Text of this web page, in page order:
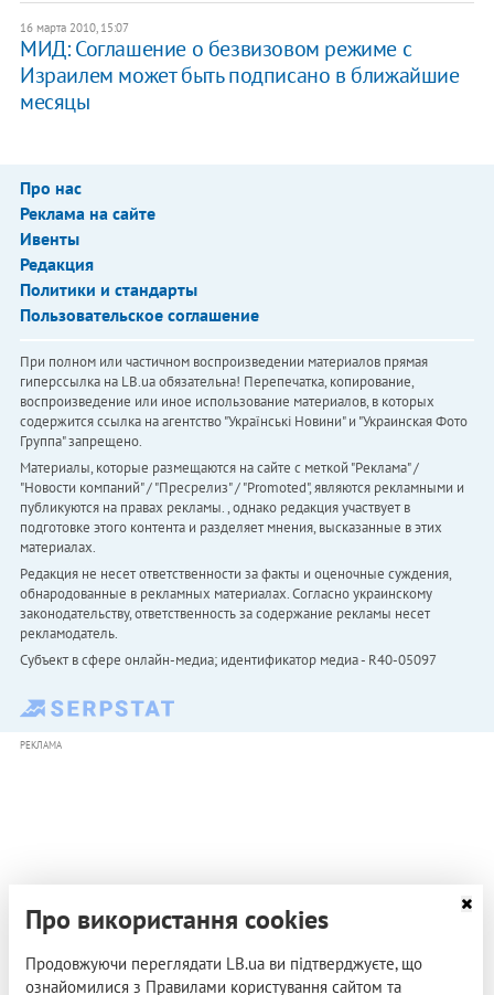
16 марта 2010, 15:07
МИД: Соглашение о безвизовом режиме с
Израилем может быть подписано в ближайшие
месяцы
Про нас
Реклама на сайте
Ивенты
Редакция
Политики и стандарты
Пользовательское соглашение
При полном или частичном воспроизведении материалов прямая
гиперссылка на LB.ua обязательна! Перепечатка, копирование,
воспроизведение или иное использование материалов, в которых
содержится ссылка на агентство "Українськi Новини" и "Украинская Фото
Группа" запрещено.
Материалы, которые размещаются на сайте с меткой "Реклама" /
"Новости компаний" / "Пресрелиз" / "Promoted", являются рекламными и
публикуются на правах рекламы. , однако редакция участвует в
подготовке этого контента и разделяет мнения, высказанные в этих
материалах.
Редакция не несет ответственности за факты и оценочные суждения,
обнародованные в рекламных материалах. Согласно украинскому
законодательству, ответственность за содержание рекламы несет
рекламодатель.
Субъект в сфере онлайн-медиа; идентификатор медиа - R40-05097
РЕКЛАМА
Про використання cookies
Продовжуючи переглядати LB.ua ви підтверджуєте, що
ознайомилися з Правилами користування сайтом та